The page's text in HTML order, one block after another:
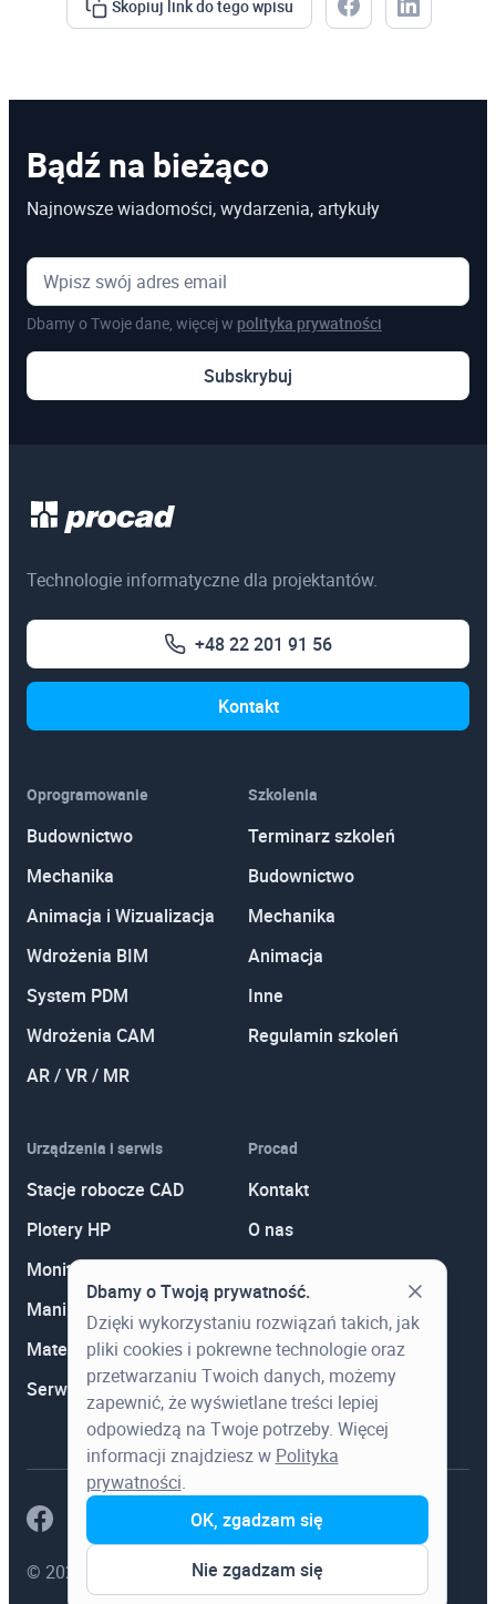
Skopiuj link do tego wpisu
Bądź na bieżąco
Najnowsze wiadomości, wydarzenia, artykuły
Dbamy o Twoje dane, więcej w polityka prywatności
Subskrybuj
Technologie informatyczne dla projektantów.
+48 22 201 91 56
Kontakt
Oprogramowanie
Budownictwo
Mechanika
Animacja i Wizualizacja
Wdrożenia BIM
System PDM
Wdrożenia CAM
AR / VR / MR
Szkolenia
Terminarz szkoleń
Budownictwo
Mechanika
Animacja
Inne
Regulamin szkoleń
Urządzenia i serwis
Stacje robocze CAD
Plotery HP
Monitory
Manipulatory 3D
Materiały eksploatacyjne
Serwis
Procad
Kontakt
O nas
Aktualności
Wiedza
© 2023 Procad. Wszystkie prawa zastrzeżone.
Dbamy o Twoją prywatność.
Dzięki wykorzystaniu rozwiązań takich, jak
pliki cookies i pokrewne technologie oraz
przetwarzaniu Twoich danych, możemy
zapewnić, że wyświetlane treści lepiej
odpowiedzą na Twoje potrzeby. Więcej
informacji znajdziesz w Polityka
prywatności.
Nie zgadzam się
OK, zgadzam się